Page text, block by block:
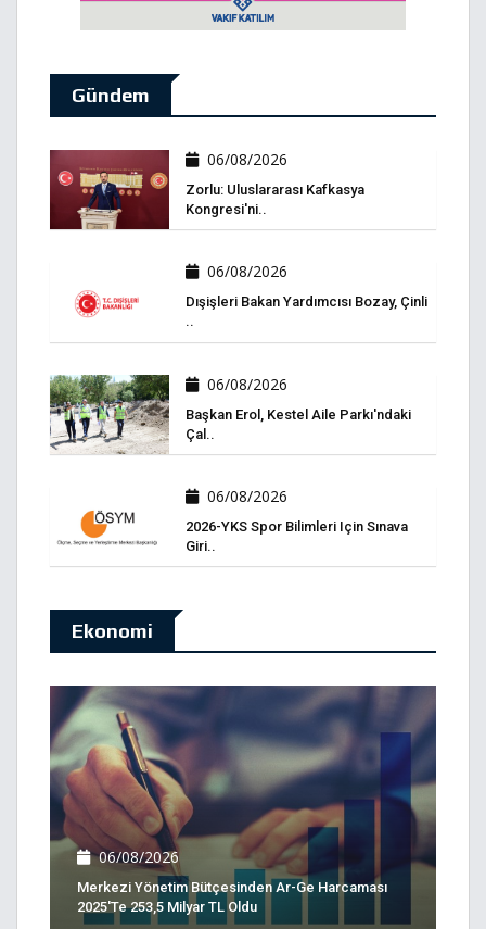
Gündem
06/08/2026
Zorlu: Uluslararası Kafkasya
Kongresi'ni..
06/08/2026
Dışişleri Bakan Yardımcısı Bozay, Çinli
..
06/08/2026
Başkan Erol, Kestel Aile Parkı'ndaki
Çal..
06/08/2026
2026-YKS Spor Bilimleri Için Sınava
Giri..
Ekonomi
06/08/2026
Merkezi Yönetim Bütçesinden Ar-Ge Harcaması
2025'te 253,5 Milyar TL Oldu